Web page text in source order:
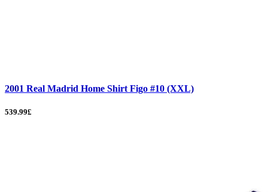
2001 Real Madrid Home Shirt Figo #10 (XXL)
539.99£